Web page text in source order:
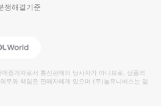
쟁해결기준
Global
중개자로서 통신판매의 당사자가 아니므로, 상품의
무와 책임은 판매자에게 있으며 (주)놀유니버스는 일